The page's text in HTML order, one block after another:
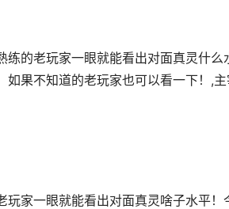
的老玩家一眼就能看出对面真灵什么
果不知道的老玩家也可以看一下！,
家一眼就能看出对面真灵啥子水平！